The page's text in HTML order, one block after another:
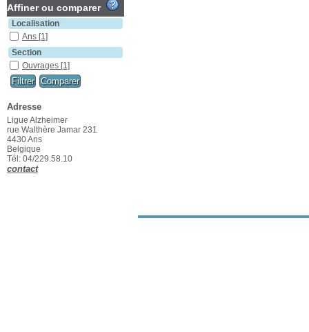
Affiner ou comparer
Localisation
Ans [1]
Section
Ouvrages [1]
Adresse
Ligue Alzheimer
rue Walthère Jamar 231
4430 Ans
Belgique
Tél: 04/229.58.10
contact